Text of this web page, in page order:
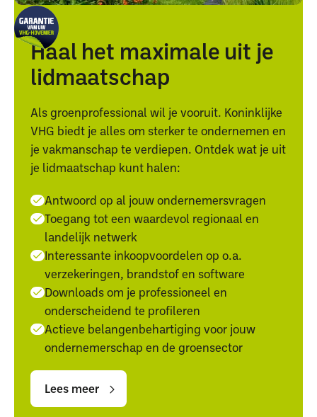
Haal het maximale uit je
lidmaatschap
Als groenprofessional wil je vooruit. Koninklijke
VHG biedt je alles om sterker te ondernemen en
je vakmanschap te verdiepen. Ontdek wat je uit
je lidmaatschap kunt halen:
Antwoord op al jouw ondernemersvragen
Toegang tot een waardevol regionaal en
landelijk netwerk
Interessante inkoopvoordelen op o.a.
verzekeringen, brandstof en software
Downloads om je professioneel en
onderscheidend te profileren
Actieve belangenbehartiging voor jouw
ondernemerschap en de groensector
meer
meer
Lees meer